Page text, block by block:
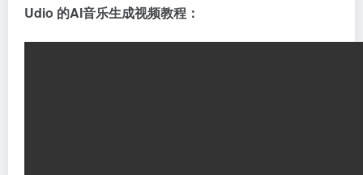
Udio 的AI音乐生成视频教程：